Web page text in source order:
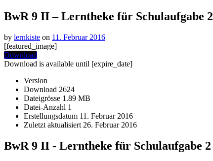
BwR 9 II – Lerntheke für Schulaufgabe 2
by lernkiste on 11. Februar 2016
[featured_image]
Download
Download is available until [expire_date]
Version
Download 2624
Dateigrösse 1.89 MB
Datei-Anzahl 1
Erstellungsdatum 11. Februar 2016
Zuletzt aktualisiert 26. Februar 2016
BwR 9 II - Lerntheke für Schulaufgabe 2